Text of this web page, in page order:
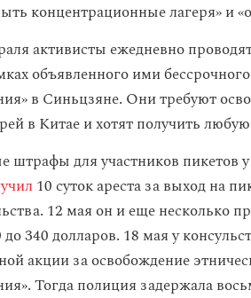
концентрационные лагеря» и
активисты ежедневно
объявленного ими
в Синьцзяне. Они требуют
в Китае и хотят получить
штрафы для участников пикетов
10 суток ареста за выход на
12 мая он и еще несколько
340 долларов. 18 мая у
акции за освобождение
Тогда полиция задержала